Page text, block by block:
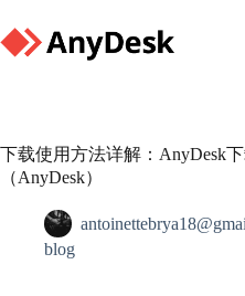
to
content
下载使用方法详解：AnyDesk
（AnyDesk）
blog